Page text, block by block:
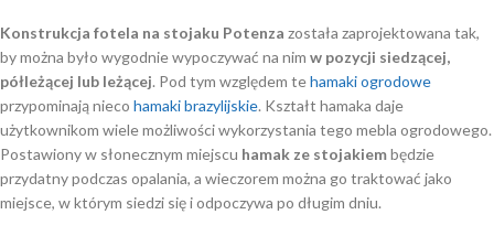
Konstrukcja fotela na stojaku Potenza została zaprojektowana tak,
by można było wygodnie wypoczywać na nim w pozycji siedzącej,
półleżącej lub leżącej. Pod tym względem tehamaki ogrodowe
przypominają nieco hamaki brazylijskie. Kształt hamaka daje
użytkownikom wiele możliwości wykorzystania tego mebla ogrodowego.
Postawiony w słonecznym miejscu hamak ze stojakiembędzie
przydatny podczas opalania, a wieczorem można go traktować jako
miejsce, w którym siedzi się i odpoczywa po długim dniu.